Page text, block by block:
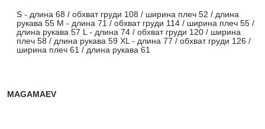
S - длина 68 / обхват груди 108 / ширина плеч 52 / длина
рукава 55 M - длина 71 / обхват груди 114 / ширина плеч 55 /
длина рукава 57 L - длина 74 / обхват груди 120 / ширина
плеч 58 / длина рукава 59 XL - длина 77 / обхват груди 126 /
ширина плеч 61 / длина рукава 61
MAGAMAEV